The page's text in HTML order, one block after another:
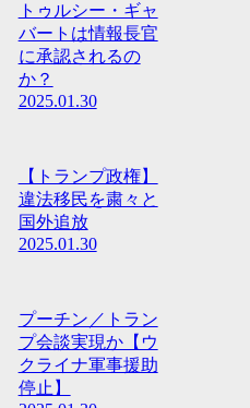
トゥルシー・ギャ
バートは情報長官
に承認されるの
か？
2025.01.30
【トランプ政権】
違法移民を粛々と
国外追放
2025.01.30
プーチン／トラン
プ会談実現か【ウ
クライナ軍事援助
停止】